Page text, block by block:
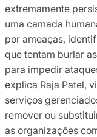
extremamente
uma camada
por ameaças,
que tentam burlar
para impedir
explica Raja Patel,
serviços
remover ou
as organizações